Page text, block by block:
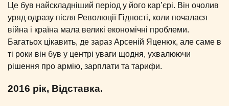
Це був найскладніший період у його кар’єрі. Він очолив
уряд одразу після Революції Гідності, коли почалася
війна і країна мала великі економічні проблеми.
Багатьох цікавить, де зараз Арсеній Яценюк, але саме в
ті роки він був у центрі уваги щодня, ухвалюючи
рішення про армію, зарплати та тарифи.
2016 рік, Відставка.